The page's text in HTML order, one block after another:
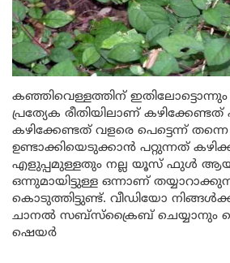
കഞ്ഞിവെള്ളത്തിന്
പ്രത്യേക രീതിയിലാണ്
കഴിക്കേണ്ടത് വളരെ പെട്ടെന്ന് തന്നെ
ഉണ്ടാക്കിയെടുക്കാൻ പറ്റുന്നത്
എളുപ്പമുള്ളതും നല്ല യൂസ് ഫുൾ
ഒന്നുമായിട്ടുള്ള ഒന്നാണ്
കൊടുത്തിട്ടുണ്ട്. വീഡിയോ
ചാനൽ സബ്സ്ക്രൈബ് ചെയ്യാനും
ഷെയർ